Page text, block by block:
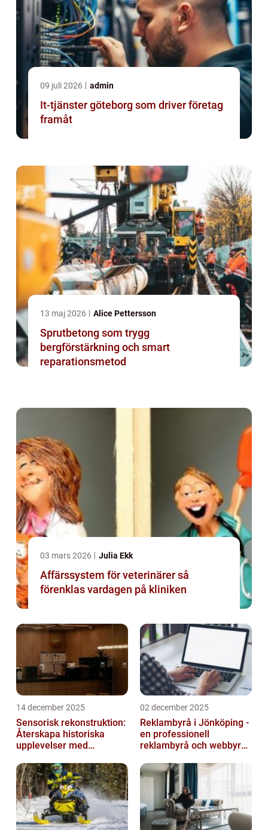
09 juli 2026 admin
It-tjänster göteborg som driver företag
framåt
13 maj 2026 Alice Pettersson
Sprutbetong som trygg
bergförstärkning och smart
reparationsmetod
03 mars 2026 Julia Ekk
Affärssystem för veterinärer så
förenklas vardagen på kliniken
14 december 2025
Sensorisk rekonstruktion:
Återskapa historiska
upplevelser med
02 december 2025
Reklambyrå i Jönköping -
en professionell
reklambyrå och webbyrå
kommunikati...